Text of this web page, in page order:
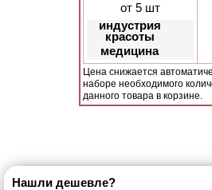
от 5 шт
индустрия
красоты
медицина
Цена снижается
наборе необходимого
данного товара в корзине.
Нашли дешевле?